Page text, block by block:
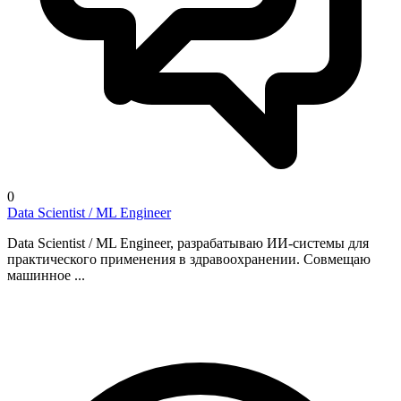
0
Data Scientist / ML Engineer
Data Scientist / ML Engineer, разрабатываю ИИ-системы для
практического применения в здравоохранении. Совмещаю
машинное ...